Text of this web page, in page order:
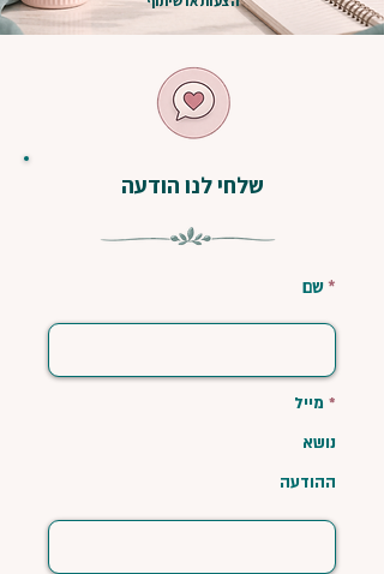
שלחי לנו הודעה
*
מייל *
נושא
ההודעה